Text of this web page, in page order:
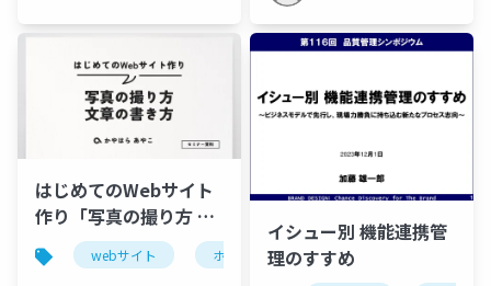
はじめてのWebサイト
作り「写真の撮り方 文
章の書き方」
webサイト ホームページ セミナー
イシュー別 機能連携管
理のすすめ